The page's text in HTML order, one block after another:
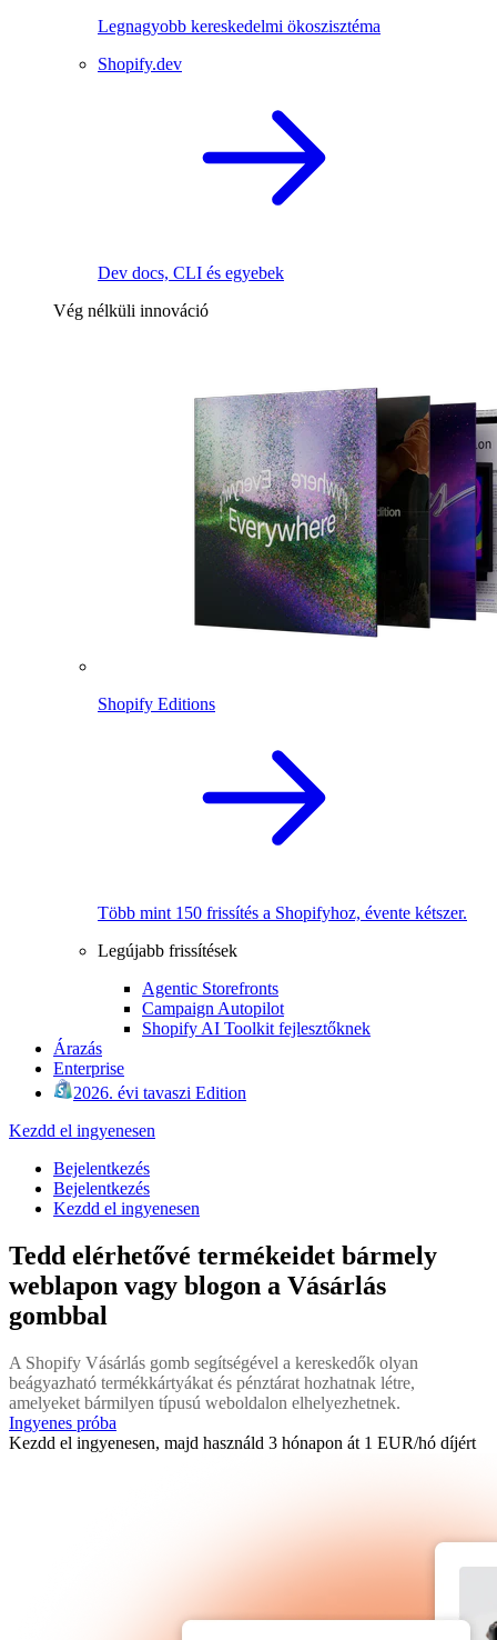
Legnagyobb kereskedelmi ökoszisztéma
Shopify.dev
Dev docs, CLI és egyebek
Vég nélküli innováció
Shopify Editions
Több mint 150 frissítés a Shopifyhoz, évente kétszer.
Legújabb frissítések
Agentic Storefronts
Campaign Autopilot
Shopify AI Toolkit fejlesztőknek
Árazás
Enterprise
2026. évi tavaszi Edition
Kezdd el ingyenesen
Bejelentkezés
Bejelentkezés
Kezdd el ingyenesen
Tedd elérhetővé termékeidet bármely
weblapon vagy blogon a Vásárlás
gombbal
A Shopify Vásárlás gomb segítségével a kereskedők olyan
beágyazható termékkártyákat és pénztárat hozhatnak létre,
amelyeket bármilyen típusú weboldalon elhelyezhetnek.
Ingyenes próba
Kezdd el ingyenesen, majd használd 3 hónapon át 1 EUR/hó díjért